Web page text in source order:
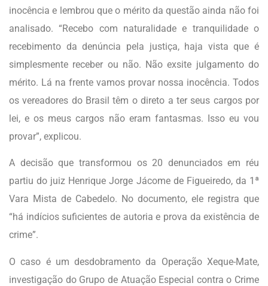
inocência e lembrou que o mérito da questão ainda não foi
analisado. “Recebo com naturalidade e tranquilidade o
recebimento da denúncia pela justiça, haja vista que é
simplesmente receber ou não. Não exsite julgamento do
mérito. Lá na frente vamos provar nossa inocência. Todos
os vereadores do Brasil têm o direto a ter seus cargos por
lei, e os meus cargos não eram fantasmas. Isso eu vou
provar”, explicou.
A decisão que transformou os 20 denunciados em réu
partiu do juiz Henrique Jorge Jácome de Figueiredo, da 1ª
Vara Mista de Cabedelo. No documento, ele registra que
“há indícios suficientes de autoria e prova da existência de
crime”.
O caso é um desdobramento da Operação Xeque-Mate,
investigação do Grupo de Atuação Especial contra o Crime